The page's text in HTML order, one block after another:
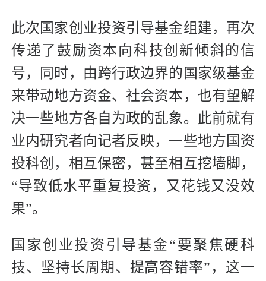
此次国家创业投资引导基金组建，再次
传递了鼓励资本向科技创新倾斜的信
号，同时，由跨行政边界的国家级基金
来带动地方资金、社会资本，也有望解
决一些地方各自为政的乱象。此前就有
业内研究者向记者反映，一些地方国资
投科创，相互保密，甚至相互挖墙脚，
“导致低水平重复投资，又花钱又没效
果”。
国家创业投资引导基金“要聚焦硬科
技、坚持长周期、提高容错率”，这一